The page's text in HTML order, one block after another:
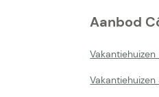
Aanbod